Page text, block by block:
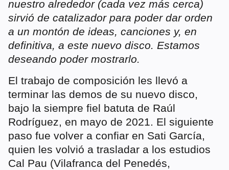
nuestro alrededor (cada vez más cerca)
sirvió de catalizador para poder dar orden
a un montón de ideas, canciones y, en
definitiva, a este nuevo disco. Estamos
deseando poder mostrarlo.
El trabajo de composición les llevó a
terminar las demos de su nuevo disco,
bajo la siempre fiel batuta de Raúl
Rodríguez, en mayo de 2021. El siguiente
paso fue volver a confiar en Sati García,
quien les volvió a trasladar a los estudios
Cal Pau (Vilafranca del Penedés,